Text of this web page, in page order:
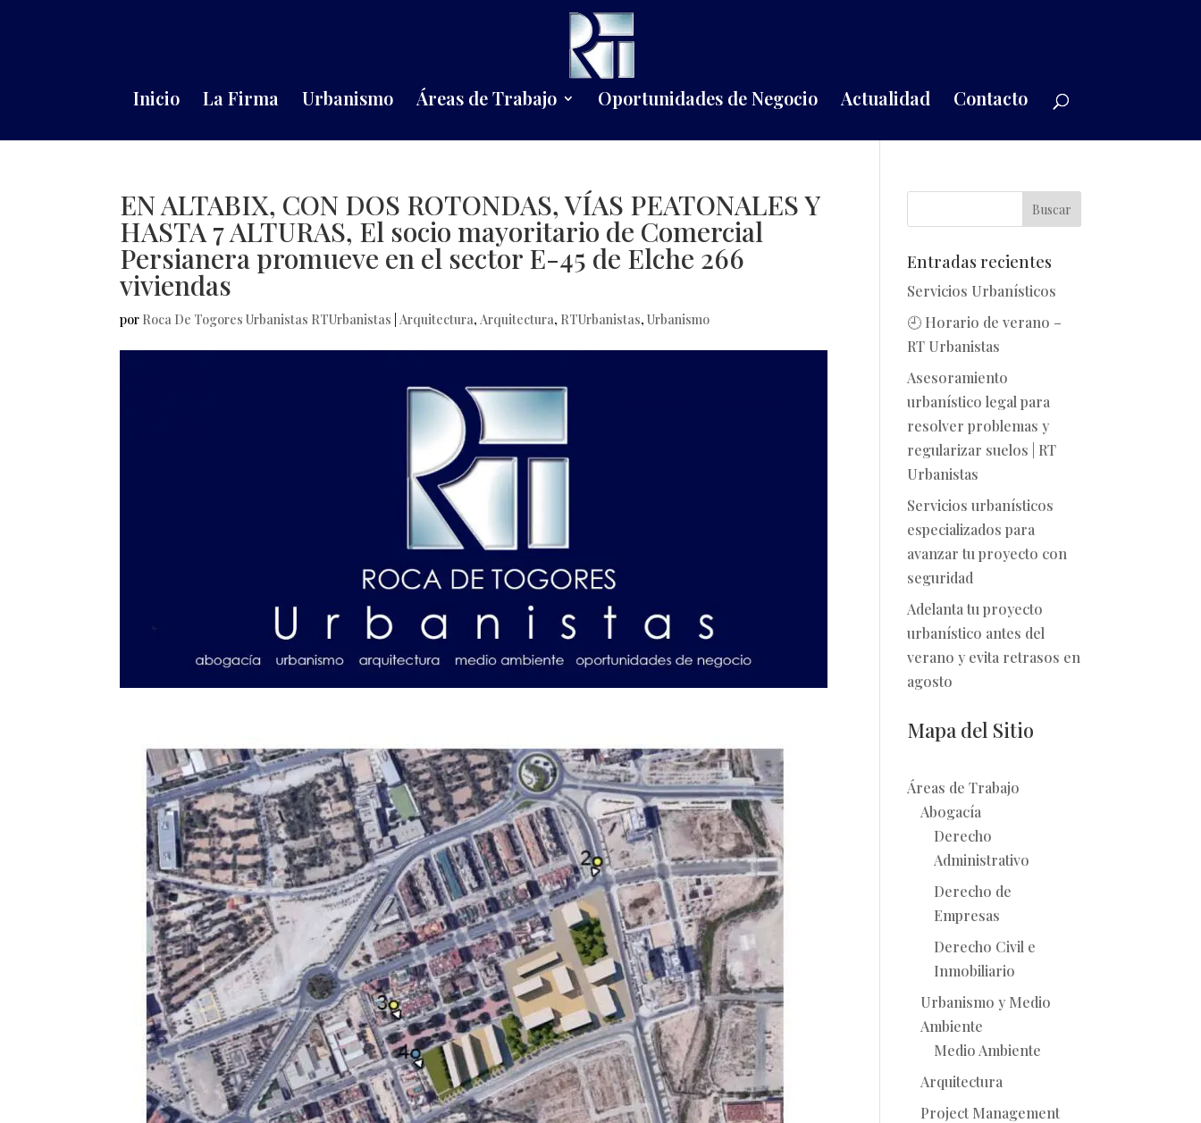
Inicio La Firma Urbanismo Áreas de Trabajo Oportunidades de Negocio Actualidad Contacto
EN ALTABIX, CON DOS ROTONDAS, VÍAS PEATONALES Y
HASTA 7 ALTURAS, El socio mayoritario de Comercial
Persianera promueve en el sector E-45 de Elche 266
viviendas
por Roca De Togores Urbanistas RTUrbanistas |Arquitectura,Arquitectura, RTUrbanistas,Urbanismo
Entradas recientes
Servicios Urbanísticos
🕘 Horario de verano –
RT Urbanistas
Asesoramiento
urbanístico legal para
resolver problemas y
regularizar suelos | RT
Urbanistas
Servicios urbanísticos
especializados para
avanzar tu proyecto con
seguridad
Adelanta tu proyecto
urbanístico antes del
verano y evita retrasos en
agosto
Mapa del Sitio
Áreas de Trabajo
Abogacía
Derecho
Administrativo
Derecho de
Empresas
Derecho Civil e
Inmobiliario
Urbanismo y Medio
Ambiente
Medio Ambiente
Arquitectura
Project Management